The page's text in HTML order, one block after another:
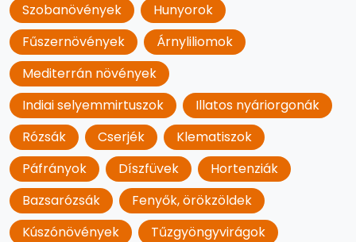
Szobanövények
Hunyorok
Fűszernövények
Árnyliliomok
Mediterrán növények
Indiai selyemmirtuszok
Illatos nyáriorgonák
Rózsák
Cserjék
Klematiszok
Páfrányok
Díszfüvek
Hortenziák
Bazsarózsák
Fenyők, örökzöldek
Kúszónövények
Tűzgyöngyvirágok